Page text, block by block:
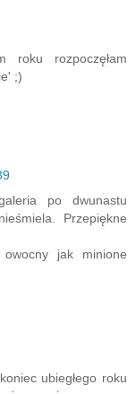
rozpoczęłam
;)
po dwunastu
Przepiękne
jak minione
ubiegłego roku